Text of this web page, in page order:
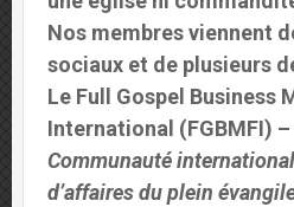
Nos membres viennent
sociaux et de plusieurs
Le Full Gospel Business
International (FGBMFI)
Communauté
d’affaires du plein